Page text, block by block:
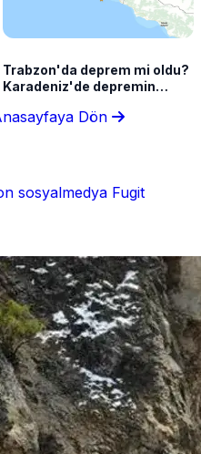
Trabzon'da deprem mi oldu?
Karadeniz'de depremin
Dön
sosyalmedya Fugit